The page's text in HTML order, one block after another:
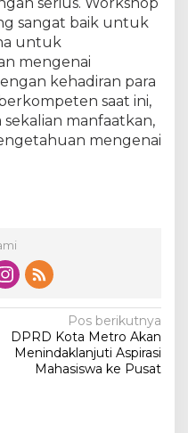
serius. Workshop
sangat baik untuk
untuk
mengenai
kehadiran para
saat ini,
manfaatkan,
mengenai
Pos berikutnya
DPRD Kota Metro Akan
Menindaklanjuti Aspirasi
Mahasiswa ke Pusat